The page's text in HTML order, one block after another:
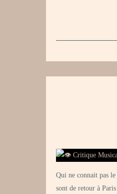
Qui ne connait pas
sont de retour à